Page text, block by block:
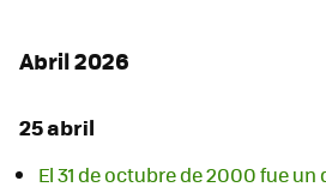
Abril 2026
25 abril
El 31 de octubre de 2000 fue